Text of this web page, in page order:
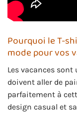
Pourquoi le T-
mode pour vos
Les vacances
doivent aller de
parfaitement à
design casual et